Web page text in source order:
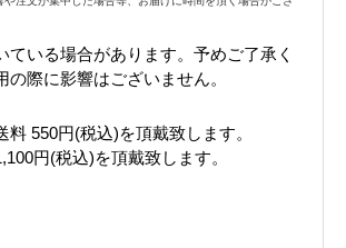
ている場合があります。予めご了承く
の際に影響はございません。
料 550円(税込)を頂戴致します。
円(税込)を頂戴致します。